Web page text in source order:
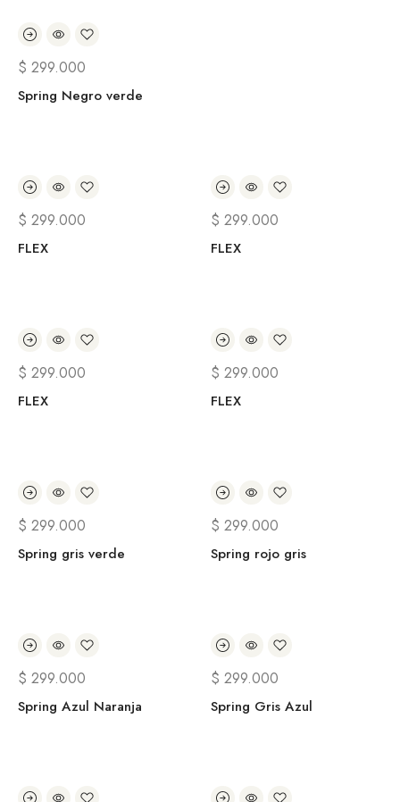
$ 299.000
Spring Negro verde
$ 299.000
FLEX
$ 299.000
FLEX
$ 299.000
FLEX
$ 299.000
FLEX
$ 299.000
Spring gris verde
$ 299.000
Spring rojo gris
$ 299.000
Spring Azul Naranja
$ 299.000
Spring Gris Azul